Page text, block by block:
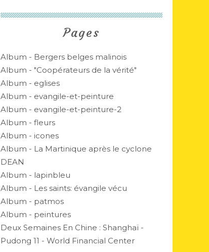
Pages
Album - Bergers belges malinois
Album - "Coopérateurs de la vérité"
Album - eglises
Album - evangile-et-peinture
Album - evangile-et-peinture-2
Album - fleurs
Album - icones
Album - La Martinique après le cyclone
DEAN
Album - lapinbleu
Album - Les saints: évangile vécu
Album - patmos
Album - peintures
Deux Semaines En Chine : Shanghaï -
Pudong 11 - World Financial Center